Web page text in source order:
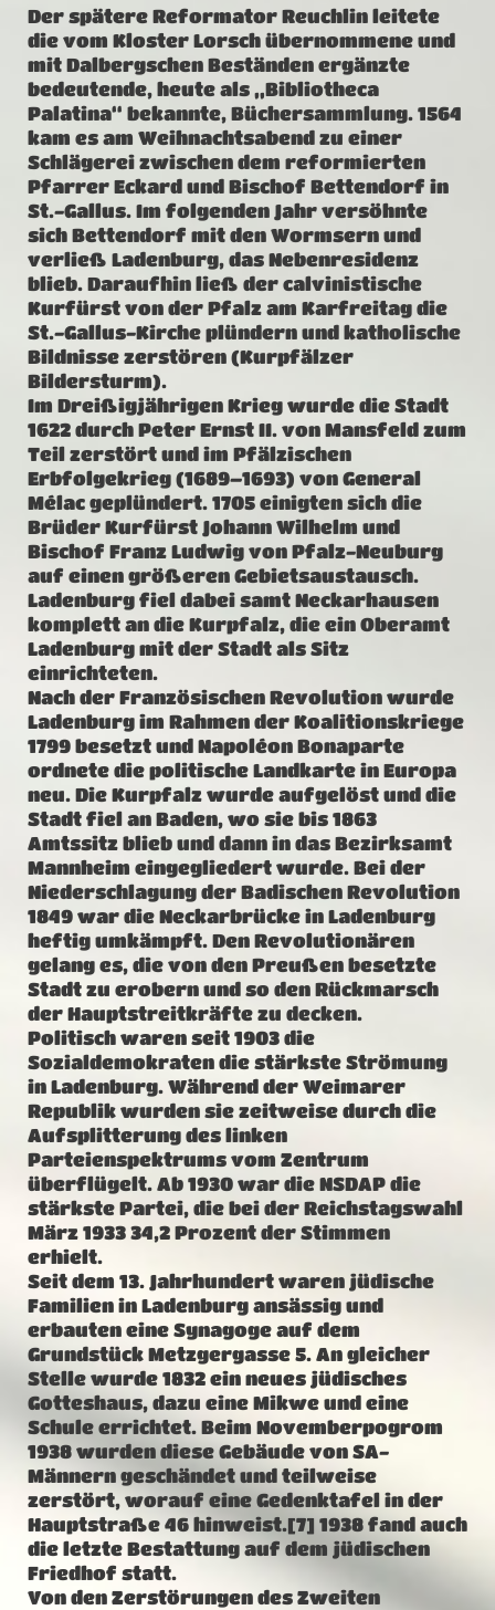
Der spätere Reformator Reuchlin leitete
die vom Kloster Lorsch übernommene und
mit Dalbergschen Beständen ergänzte
bedeutende, heute als „Bibliotheca
Palatina“ bekannte, Büchersammlung. 1564
kam es am Weihnachtsabend zu einer
Schlägerei zwischen dem reformierten
Pfarrer Eckard und Bischof Bettendorf in
St.-Gallus. Im folgenden Jahr versöhnte
sich Bettendorf mit den Wormsern und
verließ Ladenburg, das Nebenresidenz
blieb. Daraufhin ließ der calvinistische
Kurfürst von der Pfalz am Karfreitag die
St.-Gallus-Kirche plündern und katholische
Bildnisse zerstören (Kurpfälzer
Bildersturm).
Im Dreißigjährigen Krieg wurde die Stadt
1622 durch Peter Ernst II. von Mansfeld zum
Teil zerstört und im Pfälzischen
Erbfolgekrieg (1689–1693) von General
Mélac geplündert. 1705 einigten sich die
Brüder Kurfürst Johann Wilhelm und
Bischof Franz Ludwig von Pfalz-Neuburg
auf einen größeren Gebietsaustausch.
Ladenburg fiel dabei samt Neckarhausen
komplett an die Kurpfalz, die ein Oberamt
Ladenburg mit der Stadt als Sitz
einrichteten.
Nach der Französischen Revolution wurde
Ladenburg im Rahmen der Koalitionskriege
1799 besetzt und Napoléon Bonaparte
ordnete die politische Landkarte in Europa
neu. Die Kurpfalz wurde aufgelöst und die
Stadt fiel an Baden, wo sie bis 1863
Amtssitz blieb und dann in das Bezirksamt
Mannheim eingegliedert wurde. Bei der
Niederschlagung der Badischen Revolution
1849 war die Neckarbrücke in Ladenburg
heftig umkämpft. Den Revolutionären
gelang es, die von den Preußen besetzte
Stadt zu erobern und so den Rückmarsch
der Hauptstreitkräfte zu decken.
Politisch waren seit 1903 die
Sozialdemokraten die stärkste Strömung
in Ladenburg. Während der Weimarer
Republik wurden sie zeitweise durch die
Aufsplitterung des linken
Parteienspektrums vom Zentrum
überflügelt. Ab 1930 war die NSDAP die
stärkste Partei, die bei der Reichstagswahl
März 1933 34,2 Prozent der Stimmen
erhielt.
Seit dem 13. Jahrhundert waren jüdische
Familien in Ladenburg ansässig und
erbauten eine Synagoge auf dem
Grundstück Metzgergasse 5. An gleicher
Stelle wurde 1832 ein neues jüdisches
Gotteshaus, dazu eine Mikwe und eine
Schule errichtet. Beim Novemberpogrom
1938 wurden diese Gebäude von SA-
Männern geschändet und teilweise
zerstört, worauf eine Gedenktafel in der
Hauptstraße 46 hinweist.[7] 1938 fand auch
die letzte Bestattung auf dem jüdischen
Friedhof statt.
Von den Zerstörungen des Zweiten